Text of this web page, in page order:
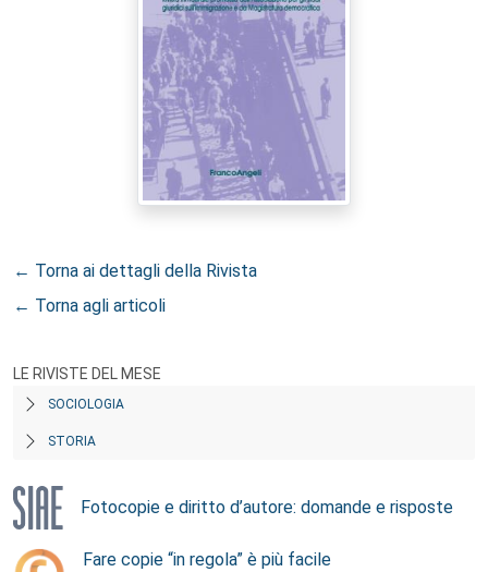
← Torna ai dettagli della Rivista
← Torna agli articoli
LE RIVISTE DEL MESE
SOCIOLOGIA
STORIA
Fotocopie e diritto d’autore: domande e risposte
Fare copie “in regola” è più facile